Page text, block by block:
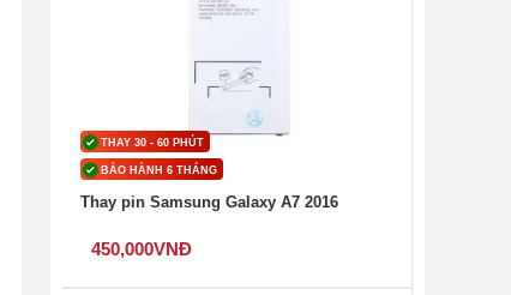
THAY 30 - 60 PHÚT
BẢO HÀNH 6 THÁNG
Thay pin Samsung Galaxy A7 2016
450,000VNĐ